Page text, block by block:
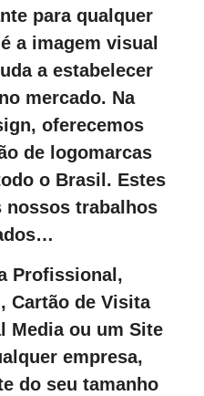
para qualquer
a imagem visual
a estabelecer
mercado. Na
oferecemos
de logomarcas
o Brasil. Estes
nossos trabalhos
Profissional,
Cartão de Visita
Media ou um Site
empresa,
do seu tamanho